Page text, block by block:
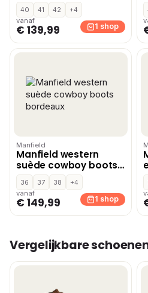
40 41 42
+4
vanaf
€ 139,99 1 shop
Manfield
Manfield western
suède cowboy boots
bordeaux
36 37 38
+4
vanaf
€ 149,99 1 shop
Vergelijkbare